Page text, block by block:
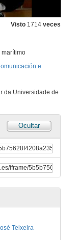
Visto 1714 veces
marítimo
e
da Universidade de
Ocultar
Valor simbólico e utilidade da heráldica na imaxe pública das institucións no século XXI
Teixeira